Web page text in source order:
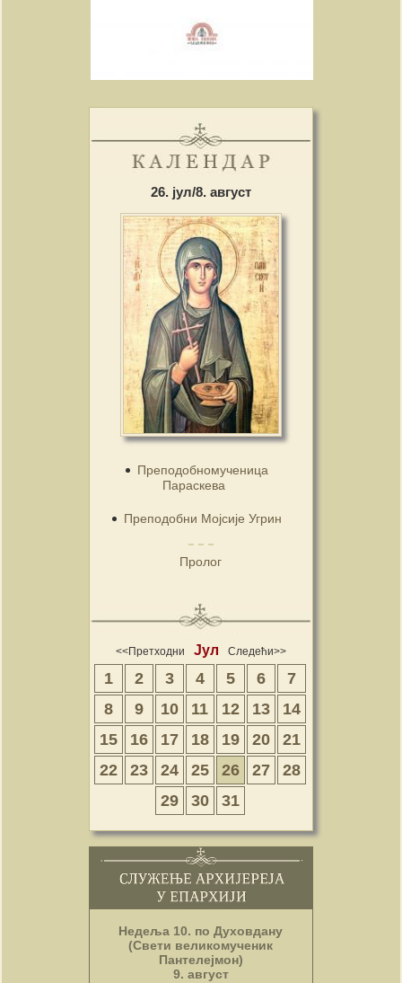
26. јул/8. август
Преподобномученица
Параскева
Преподобни Мојсије Угрин
Пролог
<<Претходни Јул Следећи>>
1 2 3 4 5 6
7
8
9 10 11 12 13
14
15
16 17 18 19 20
21
22
23 24 25 26 27
28
29
30 31
Недеља 10. по Духовдану
(Свети великомученик
Пантелејмон)
9. август